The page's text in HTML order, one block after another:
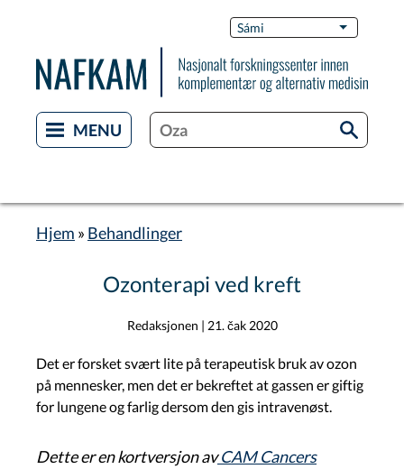
content
Sámi List
Hjem Behandlinger
Ozonterapi ved kreft
Redaksjonen | 21. čak 2020
Det er forsket svært lite på terapeutisk bruk av ozon
på mennesker, men det er bekreftet at gassen er giftig
for lungene og farlig dersom den gis intravenøst.
Dette er en kortversjon av CAM Cancers